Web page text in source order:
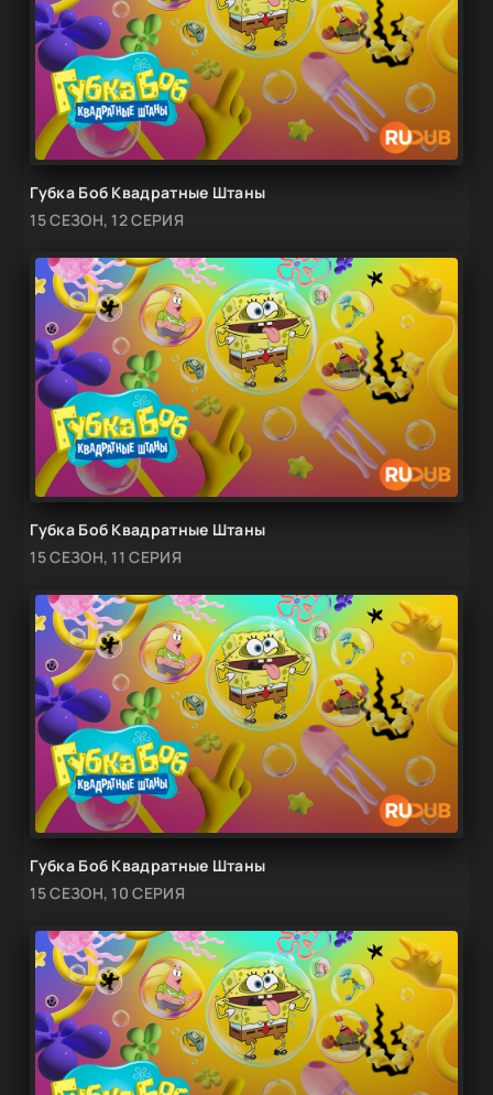
Губка Боб Квадратные Штаны
15 СЕЗОН, 12 СЕРИЯ
Губка Боб Квадратные Штаны
15 СЕЗОН, 11 СЕРИЯ
Губка Боб Квадратные Штаны
15 СЕЗОН, 10 СЕРИЯ